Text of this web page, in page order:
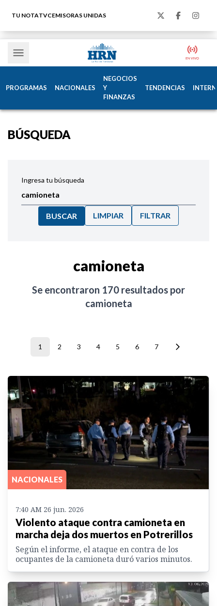
TU NOTATVCEMISORAS UNIDAS
PROGRAMAS NACIONALES
NEGOCIOS
Y
FINANZAS
TENDENCIAS
BÚSQUEDA
Ingresa tu búsqueda
BUSCAR LIMPIAR FILTRAR
camioneta
Se encontraron 170 resultados por
camioneta
1 2 3 4 5 6 7
NACIONALES
7:40 AM 26 jun. 2026
Violento ataque contra camioneta en
marcha deja dos muertos en Potrerillos
Según el informe, el ataque en contra de los
ocupantes de la camioneta duró varios minutos.